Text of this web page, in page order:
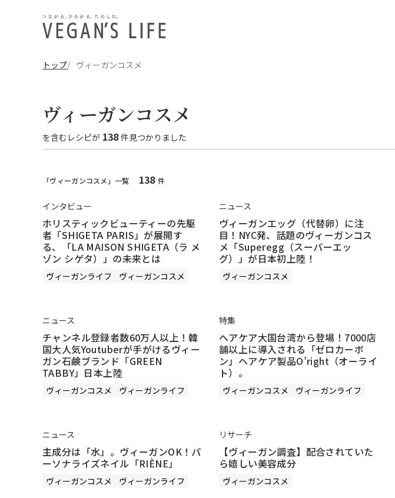
トップ ヴィーガンコスメ
ヴィーガンコスメ
を含む レシピが 138 件見つかりました
「ヴィーガンコスメ」一覧 138 件
インタビュー
ホリスティックビューティーの先駆
者「SHIGETA PARIS」が展開す
る、「LA MAISON SHIGETA（ラ メ
ゾン シゲタ）」の未来とは
ヴィーガンライフ ヴィーガンコスメ
ニュース
ヴィーガンエッグ（代替卵）に注
目！NYC発、話題のヴィーガンコス
メ「Superegg（スーパーエッ
グ）」が日本初上陸！
ヴィーガンコスメ
ニュース
チャンネル登録者数60万人以上！韓
国大人気Youtuberが手がけるヴィー
ガン石鹸ブランド「GREEN
TABBY」日本上陸
ヴィーガンコスメ ヴィーガンライフ
特集
ヘアケア大国台湾から登場！7000店
舗以上に導入される「ゼロカーボ
ン」ヘアケア製品O’right（オーライ
ト）。
ヴィーガンコスメ ヴィーガンライフ
ニュース
主成分は「水」。ヴィーガンOK！パ
ーソナライズネイル「RIÈNE」
ヴィーガンコスメ ヴィーガンライフ
リサーチ
【ヴィーガン調査】配合されていた
ら嬉しい美容成分
ヴィーガンコスメ